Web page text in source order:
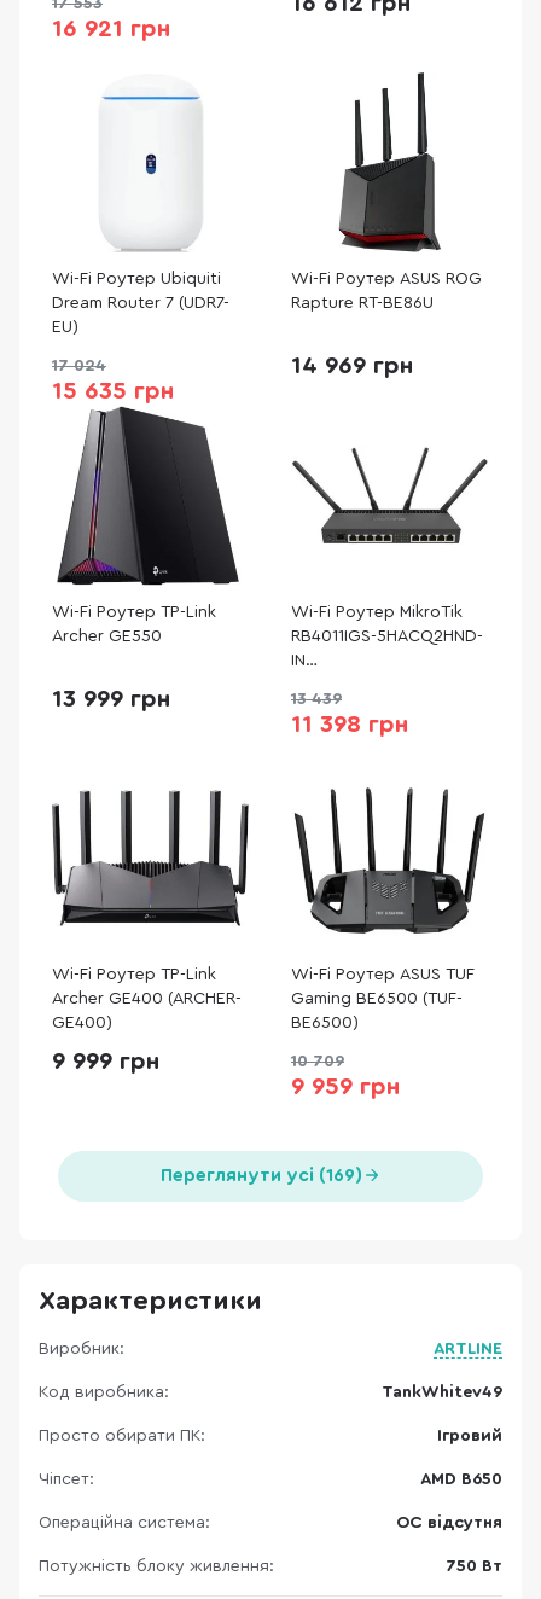
17 553
16 921 грн
Wi-Fi Роутер Ubiquiti
Dream Router 7 (UDR7-
EU)
17 024
15 635 грн
Wi-Fi Роутер ASUS ROG
Rapture RT-BE86U
14 969 грн
Wi-Fi Роутер TP-Link
Archer GE550
13 999 грн
Wi-Fi Роутер MikroTik
RB4011IGS-5HACQ2HND-
IN
IN)
13 439
11 398 грн
Wi-Fi Роутер TP-Link
Archer GE400 (ARCHER-
GE400)
9 999 грн
Wi-Fi Роутер ASUS TUF
Gaming BE6500 (TUF-
BE6500)
10 709
9 959 грн
Переглянути усі (169)
Характеристики
Виробник: ARTLINE
Код виробника: TankWhitev49
Просто обирати ПК: Ігровий
Чіпсет: AMD B650
Операційна система: ОС відсутня
Потужність блоку живлення: 750 Вт